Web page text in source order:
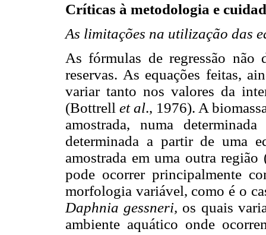
Críticas à metodologia e
As limitações na utilização das
As fórmulas de regressão não
reservas. As equações feitas,
variar tanto nos valores da
(Bottrellet al., 1976). A
amostrada, numa
determinada a partir de uma
amostrada em uma outra região
pode ocorrer principalmente
morfologia variável, como é o
Daphnia gessneri, os quais
ambiente aquático onde